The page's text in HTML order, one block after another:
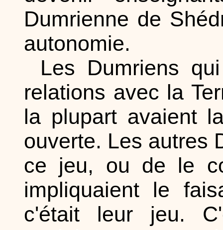
Dumrienne de
autonomie.
Les Dumriens
relations avec la
la plupart avaient
ouverte. Les autres
ce jeu, ou de le
impliquaient le
c'était leur jeu.